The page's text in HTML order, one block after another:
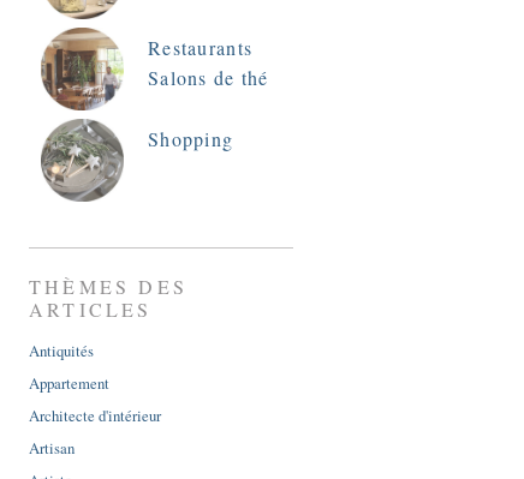
Restaurants
Salons de thé
Shopping
THÈMES DES
ARTICLES
Antiquités
Appartement
Architecte d'intérieur
Artisan